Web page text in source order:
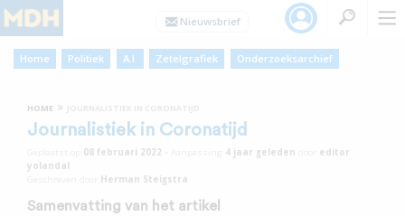
Home Politiek A.I. Zetelgrafiek Onderzoeksarchief
HOME »
Journalistiek in Coronatijd
08 februari 2022 4 jaar geleden
editor
yolandal
Herman Steigstra
Samenvatting van het artikel